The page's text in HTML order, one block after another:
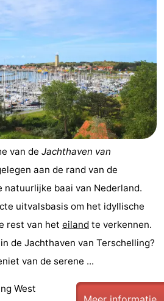
van de Jachthaven van
aan de rand van de
natuurlijke baai van Nederland.
uitvalsbasis om het idyllische
rest van het eiland te verkennen.
de Jachthaven van Terschelling?
van de serene ...
West